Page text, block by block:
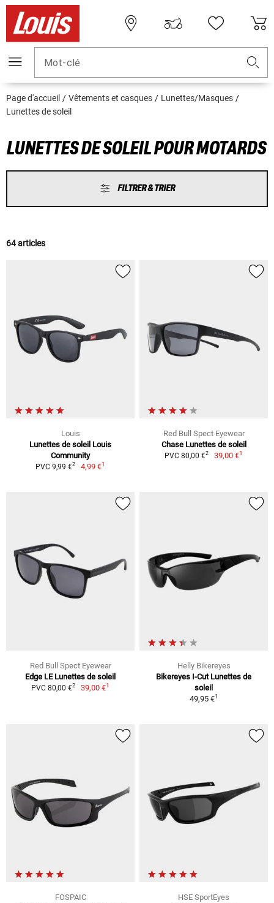
Mot-clé
Page d'accueil Vêtements et casques
Lunettes/Masques
Lunettes de soleil
LUNETTES DE SOLEIL POUR MOTARDS
FILTRER & TRIER
64 articles
Louis
Lunettes de soleil Louis
Community
PVC 9,99 €2 4,99 €1
Red Bull Spect Eyewear
Chase Lunettes de soleil
PVC 80,00 €2 39,00 €1
Red Bull Spect Eyewear
Edge LE Lunettes de soleil
PVC 80,00 €2 39,00 €1
Helly Bikereyes
Bikereyes I-Cut Lunettes de
soleil
49,95 €1
FOSPAIC
HSE SportEyes